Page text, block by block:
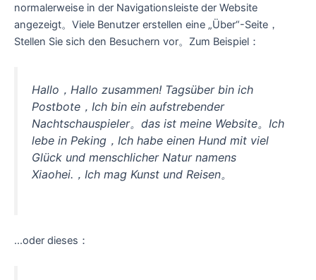
normalerweise in der Navigationsleiste der Website
angezeigt。Viele Benutzer erstellen eine „Über“-Seite，
Stellen Sie sich den Besuchern vor。Zum Beispiel：
Hallo，Hallo zusammen! Tagsüber bin ich
Postbote，Ich bin ein aufstrebender
Nachtschauspieler。das ist meine Website。Ich
lebe in Peking，Ich habe einen Hund mit viel
Glück und menschlicher Natur namens
Xiaohei.，Ich mag Kunst und Reisen。
...oder dieses：